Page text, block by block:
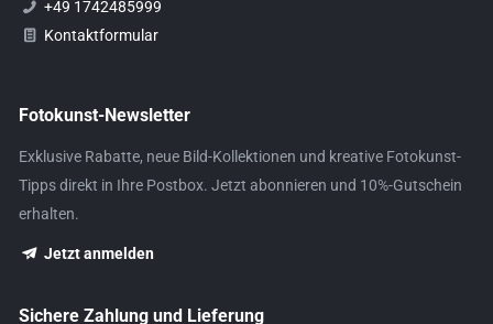
+49 1742485999
Kontaktformular
Fotokunst-Newsletter
Exklusive Rabatte, neue Bild-Kollektionen und kreative Fotokunst-
Tipps direkt in Ihre Postbox. Jetzt abonnieren und 10%-Gutschein
erhalten.
Jetzt anmelden
Sichere Zahlung und Lieferung